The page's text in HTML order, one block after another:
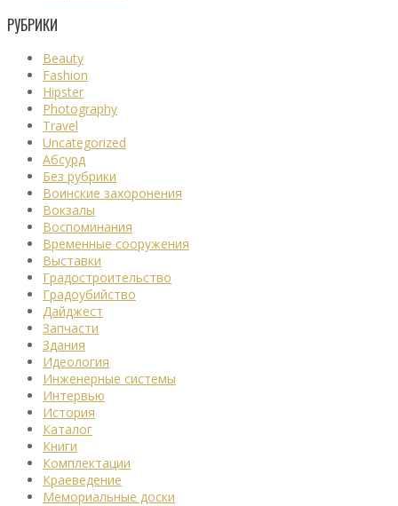
РУБРИКИ
Beauty
Fashion
Hipster
Photography
Travel
Uncategorized
Абсурд
Без рубрики
Воинские захоронения
Вокзалы
Воспоминания
Временные сооружения
Выставки
Градостроительство
Градоубийство
Дайджест
Запчасти
Здания
Идеология
Инженерные системы
Интервью
История
Каталог
Книги
Комплектации
Краеведение
Мемориальные доски